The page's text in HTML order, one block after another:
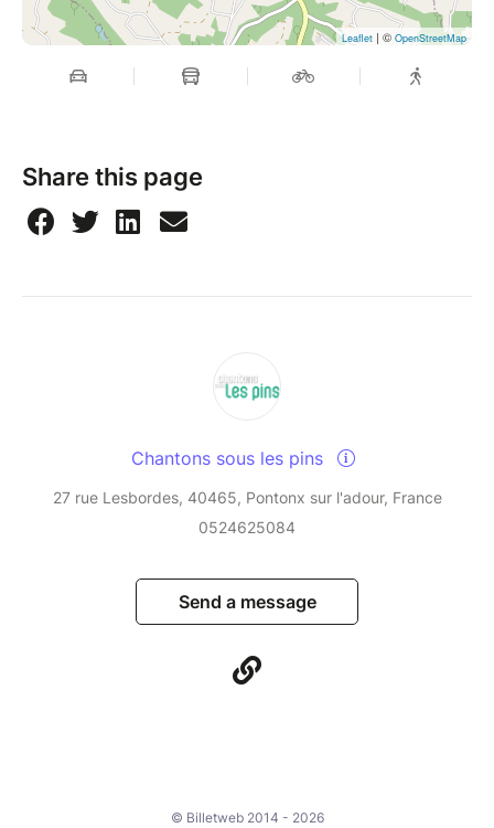
Leaflet | © OpenStreetMap
Share this page
Chantons sous les pins
27 rue Lesbordes, 40465, Pontonx sur l'adour, France
0524625084
Send a message
© Billetweb 2014 - 2026